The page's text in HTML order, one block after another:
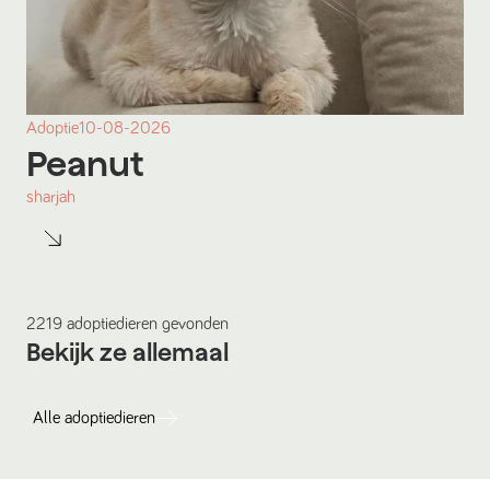
Adoptie10-08-2026
Peanut
sharjah
2219 adoptiedieren gevonden
Bekijk ze allemaal
Alle adoptiedieren